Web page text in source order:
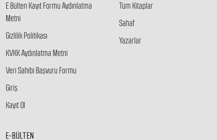
E Bülten Kayıt Formu Aydınlatma
Metni
Gizlilik Politikası
KVKK Aydınlatma Metni
Veri Sahibi Başvuru Formu
Giriş
Kayıt Ol
Tüm Kitaplar
Sahaf
Yazarlar
E-BÜLTEN